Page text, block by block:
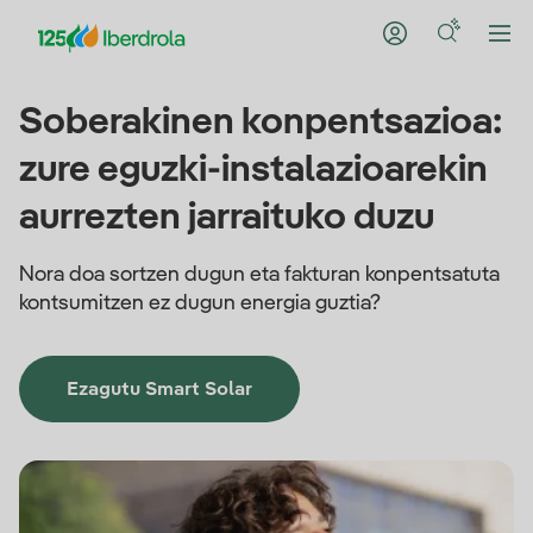
Soberakinen konpentsazioa:
zure eguzki-instalazioarekin
aurrezten jarraituko duzu
Nora doa sortzen dugun eta fakturan konpentsatuta
kontsumitzen ez dugun energia guztia?
Ezagutu Smart Solar